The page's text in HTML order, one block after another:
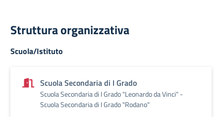
Struttura organizzativa
Scuola/Istituto
Scuola Secondaria di I Grado
Scuola Secondaria di I Grado "Leonardo da Vinci" -
Scuola Secondaria di I Grado "Rodano"